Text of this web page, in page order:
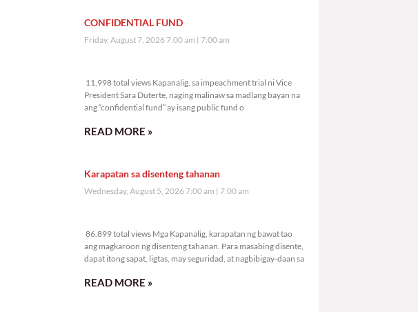
CONFIDENTIAL FUND
Friday, August 7, 2026 7:00 am 7:00 am
11,998 total views Kapanalig, sa impeachment trial ni Vice
President Sara Duterte, naging malinaw sa madlang bayan na
ang “confidential fund” ay isang public fund o
READ MORE »
Karapatan sa disenteng tahanan
Wednesday, August 5, 2026 7:00 am 7:00 am
86,899 total views Mga Kapanalig, karapatan ng bawat tao
ang magkaroon ng disenteng tahanan. Para masabing disente,
dapat itong sapat, ligtas, may seguridad, at nagbibigay-daan sa
READ MORE »